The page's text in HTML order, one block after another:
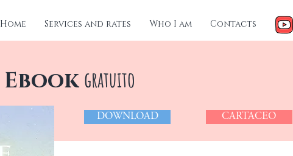
Home Services and rates Who I am Contacts
DOWNLOAD CARTACEO
Ebookgratuito